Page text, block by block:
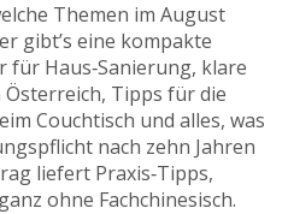
Themen im August
gibt’s eine kompakte
für Haus‑Sanierung, klare
Österreich, Tipps für die
Couchtisch und alles, was
nach zehn Jahren
liefert Praxis‑Tipps,
ohne Fachchinesisch.